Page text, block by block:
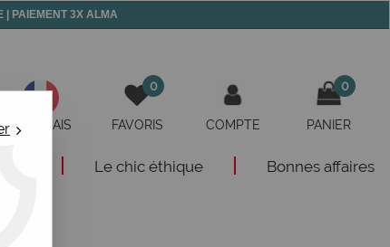
| PAIEMENT 3X ALMA
FRANÇAIS
0
FAVORIS COMPTE
0
PANIER
Le chic éthique Bonnes affaires